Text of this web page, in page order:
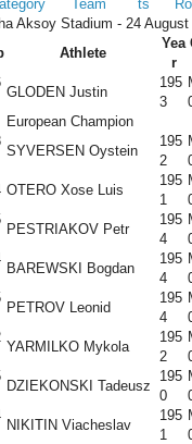
Team
ts
Aksoy Stadium - 24
Athlete
Yea
r
GLODEN Justin
195
3
European Champion
SYVERSEN Oystein
195
2
OTERO Xose Luis
195
1
PESTRIAKOV Petr
195
4
BAREWSKI Bogdan
195
4
PETROV Leonid
195
4
YARMILKO Mykola
195
2
DZIEKONSKI Tadeusz
195
0
NIKITIN Viacheslav
195
1